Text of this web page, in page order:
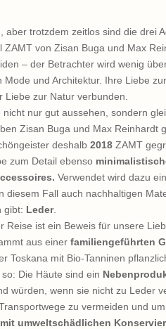
aber trotzdem zeitlos sind die drei
ZAMT von Zisan Buga und Max
– der Betrachter wird wenig
Mode und Architektur. Ihre Liebe
Liebe zur Natur verbunden.
nicht nur gut aussehen, sondern
Zisan Buga und Max Reinhardt
deshalb 2018ZAMT
zum Detail ebenso
Verwendet wird dazu
diesem Fall auch nachhaltigen
gibt: Leder.
Reise ist ein Beweis für unsere
aus einer familiengeführten
Toskana mit Bio-Tanninen
Die Häute sind ein
würden, wenn sie nicht zu Leder
zu vermeiden und
umweltschädlichen